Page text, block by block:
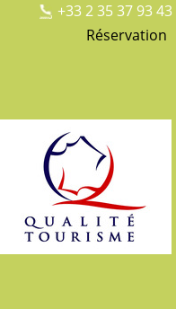
+33 2 35 37 93 43
Réservation